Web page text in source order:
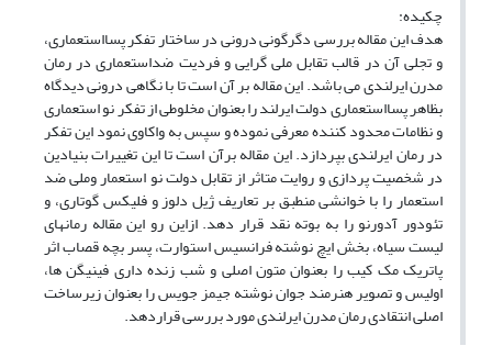
چکیده:
هدف این مقاله بررسی دگرگونی درونی در ساختار تفکر پسااستعماری،
و تجلی آن در قالب تقابل ملی گرایی و فردیت ضداستعماری در رمان
مدرن ایرلندی می باشد. این مقاله بر آن است تا با نگاهی درونی دیدگاه
بظاهر پسااستعماری دولت ایرلند را بعنوان مخلوطی از تفکر نو استعماری
و نظامات محدود کننده معرفی نموده و سپس به واکاوی نمود این تفکر
در رمان ایرلندی بپردازد. این مقاله برآن است تا این تغییرات بنیادین
در شخصیت پردازی و روایت متاثر از تقابل دولت نو استعمار وملی ضد
استعمار را با خوانشی منطبق بر تعاریف ژیل دلوز و فلیکس گوتاری، و
تئودور آدورنو را به بوته نقد قرار دهد. ازاین رو این مقاله رمانهای
لیست سیاه، بخش ایچ نوشته فرانسیس استوارت، پسر بچه قصاب اثر
پاتریک مک کیب را بعنوان متون اصلی و شب زنده داری فینیگن ها،
اولیس و تصویر هنرمند جوان نوشته جیمز جویس را بعنوان زیرساخت
اصلی انتقادی رمان مدرن ایرلندی مورد بررسی قراردهد.